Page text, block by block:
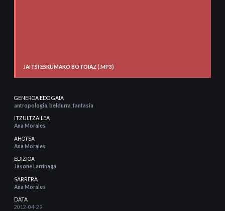
JAITSI ESKUMAKO BOTOIAZ (.MP3)
GENEROA EDO GAIA
antropologia beldurra fantasia
ITZULTZAILEA
Ana Morales
AHOTSA
Ana Morales
EDIZIOA
Jasone Larrinaga
SARRERA
Ana Morales
DATA
2012-04-29